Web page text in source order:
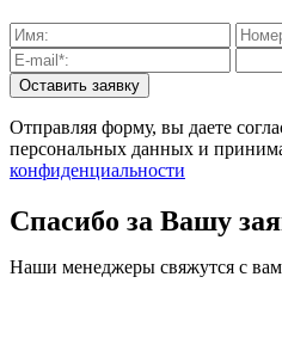
Отправляя форму, вы даете
персональных данных и
конфиденциальности
Спасибо за Вашу
Наши менеджеры свяжутся с